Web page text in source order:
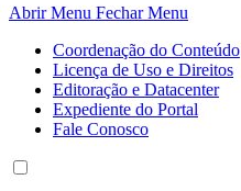
Abrir Menu Fechar Menu
Coordenação do Conteúdo
Licença de Uso e Direitos
Editoração e Datacenter
Expediente do Portal
Fale Conosco